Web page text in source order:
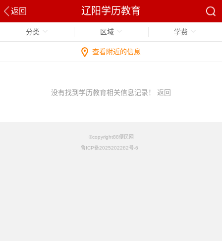
返回 辽阳学历教育
分类 区域 学费
查看附近的信息
没有找到学历教育相关信息记录！ 返回
©copyright88便民网
鲁ICP备2025202282号-6